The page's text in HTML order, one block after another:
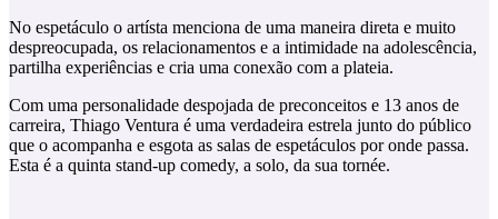
No espetáculo o artísta menciona de uma maneira direta e muito
despreocupada, os relacionamentos e a intimidade na adolescência,
partilha experiências e cria uma conexão com a plateia.
Com uma personalidade despojada de preconceitos e 13 anos de
carreira, Thiago Ventura é uma verdadeira estrela junto do público
que o acompanha e esgota as salas de espetáculos por onde passa.
Esta é a quinta stand-up comedy, a solo, da sua tornée.